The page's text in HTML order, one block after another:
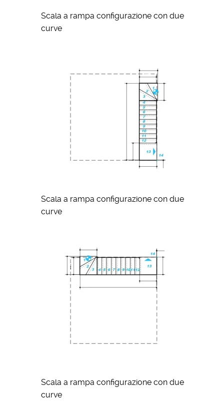
Scala a rampa configurazione con due
curve
Scala a rampa configurazione con due
curve
Scala a rampa configurazione con due
curve